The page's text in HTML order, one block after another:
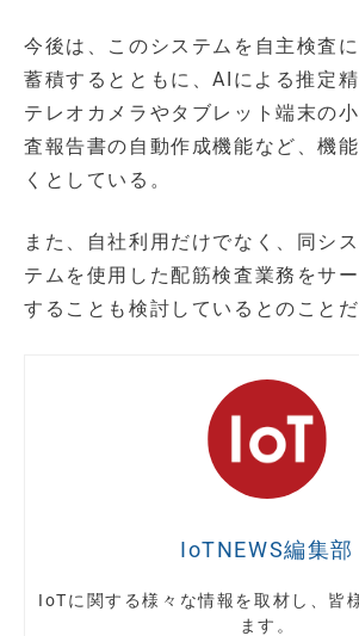
今後は、このシステムを自主検査
蓄積するとともに、AIによる推定
テレオカメラやタブレット端末の
査報告書の自動作成機能など、機
くとしている。
また、自社利用だけでなく、同シ
テムを使用した配筋検査業務をサ
することも検討しているとのことだ
IoTNEWS編集部
IoTに関する様々な情報を取材し、皆
ます。